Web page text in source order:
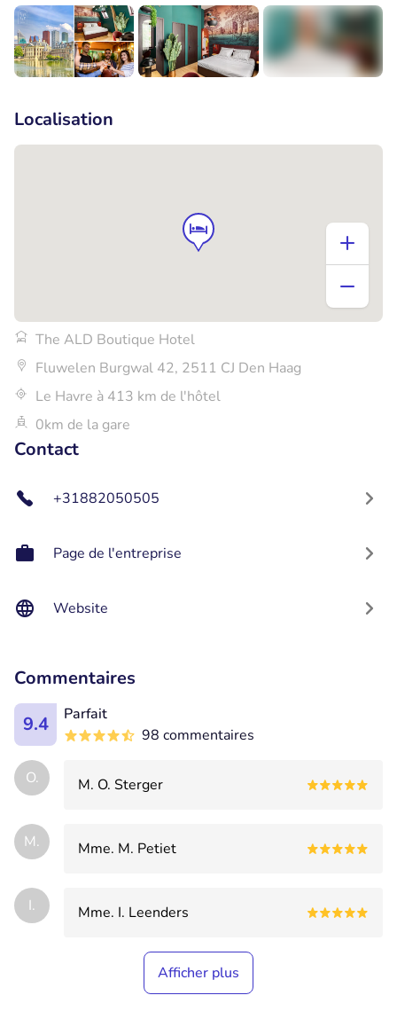
Localisation
The ALD Boutique Hotel
Fluwelen Burgwal 42, 2511 CJ Den Haag
Le Havre à 413 km de l'hôtel
0km de la gare
Contact
+31882050505
Page de l'entreprise
Website
Commentaires
9.4
Parfait
98 commentaires
O. M. O. Sterger
M. Mme. M. Petiet
I. Mme. I. Leenders
Afficher plus